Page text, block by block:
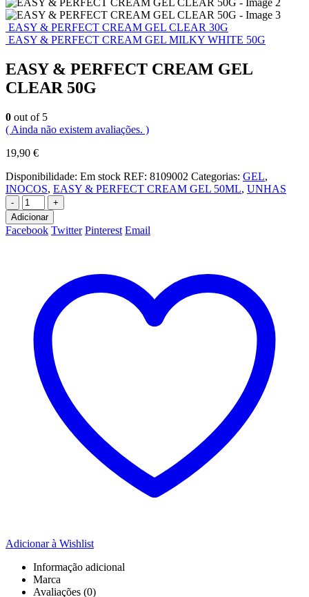
EASY & PERFECT CREAM GEL CLEAR 30G
EASY & PERFECT CREAM GEL MILKY WHITE 50G
EASY & PERFECT CREAM GEL
CLEAR 50G
0 out of 5
( Ainda não existem avaliações. )
19,90 €
Disponibilidade: Em stock REF: 8109002 Categorias: GEL,
INOCOS, EASY & PERFECT CREAM GEL 50ML, UNHAS
-
+
Adicionar
Facebook Twitter Pinterest Email
Adicionar à Wishlist
Informação adicional
Marca
Avaliações (0)